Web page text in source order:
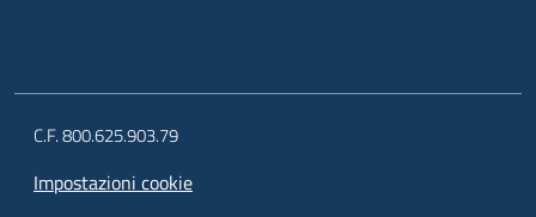
C.F. 800.625.903.79
Impostazioni cookie